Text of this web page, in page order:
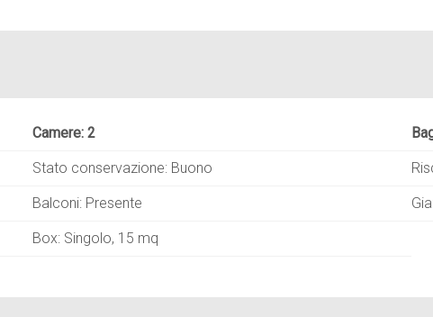
Camere: 2
Stato conservazione: Buono
Balconi: Presente
Box: Singolo, 15 mq